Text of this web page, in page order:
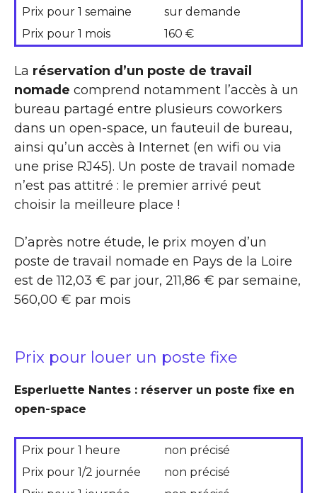
Prix pour 1 semaine
sur demande
Prix pour 1 mois
160 €
La réservation d’un poste de travail
nomade comprend notamment l’accès à un
bureau partagé entre plusieurs coworkers
dans un open-space, un fauteuil de bureau,
ainsi qu’un accès à Internet (en wifi ou via
une prise RJ45). Un poste de travail nomade
n’est pas attitré : le premier arrivé peut
choisir la meilleure place !
D’après notre étude, le prix moyen d’un
poste de travail nomade en Pays de la Loire
est de 112,03 € par jour, 211,86 € par semaine,
560,00 € par mois
Prix pour louer un poste fixe
Esperluette Nantes : réserver un poste fixe en
open-space
Prix pour 1 heure
non précisé
Prix pour 1/2 journée
non précisé